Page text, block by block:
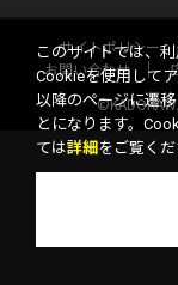
サイトポリシー
お問い合わせ
このサイトでは、
Cookieを使用して
以降のページに遷
とになります。
ては詳細 をご覧くだ